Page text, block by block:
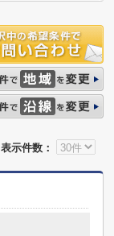
表示件数：